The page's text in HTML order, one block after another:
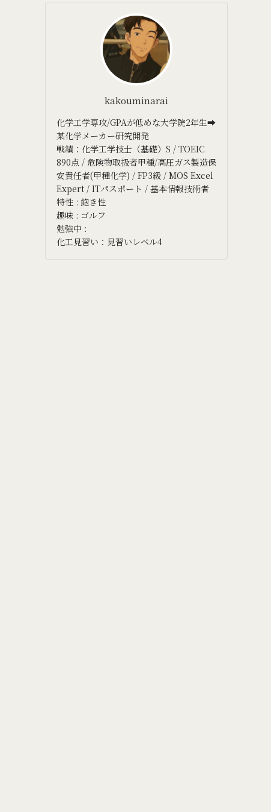
kakouminarai
化学工学専攻/GPAが低めな大学院2年生➡
某化学メーカー研究開発
戦績：化学工学技士（基礎）S / TOEIC
890点 / 危険物取扱者甲種/高圧ガス製造保
安責任者(甲種化学) / FP3級 / MOS Excel
Expert / ITパスポート / 基本情報技術者
特性 : 飽き性
趣味 : ゴルフ
勉強中 :
化工見習い：見習いレベル4